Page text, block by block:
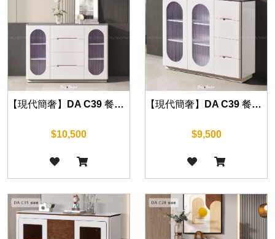
【現代簡奢】DA C39 餐邊櫃 140cm
$10,500
【現代簡奢】DA C39 餐邊櫃 120cm
$9,500